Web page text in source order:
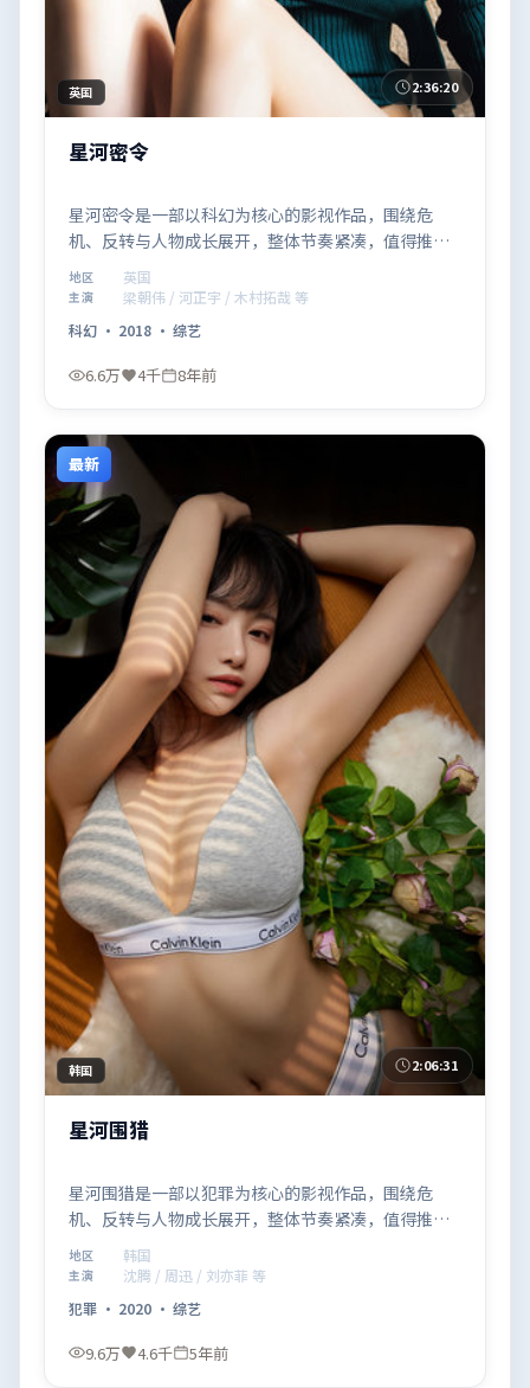
英国 2:36:20
星河密令
星河密令是一部以科幻为核心的影视作品，围绕危
机、反转与人物成长展开，整体节奏紧凑，值得推荐
观看。
地区 英国
主演
梁朝伟 / 河正宇 / 木村拓哉 等
科幻 · 2018 · 综艺
6.6万 4千 8年前
最新
韩国 2:06:31
星河围猎
星河围猎是一部以犯罪为核心的影视作品，围绕危
机、反转与人物成长展开，整体节奏紧凑，值得推荐
观看。
地区 韩国
主演
沈腾 / 周迅 / 刘亦菲 等
犯罪 · 2020 · 综艺
9.6万 4.6千 5年前